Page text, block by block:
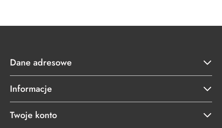
Dane adresowe
Informacje
Twoje konto